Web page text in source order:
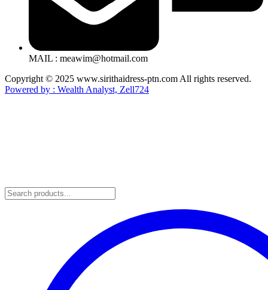
MAIL : meawim@hotmail.com
Copyright © 2025 www.sirithaidress-ptn.com All rights reserved.
Powered by : Wealth Analyst, Zell724